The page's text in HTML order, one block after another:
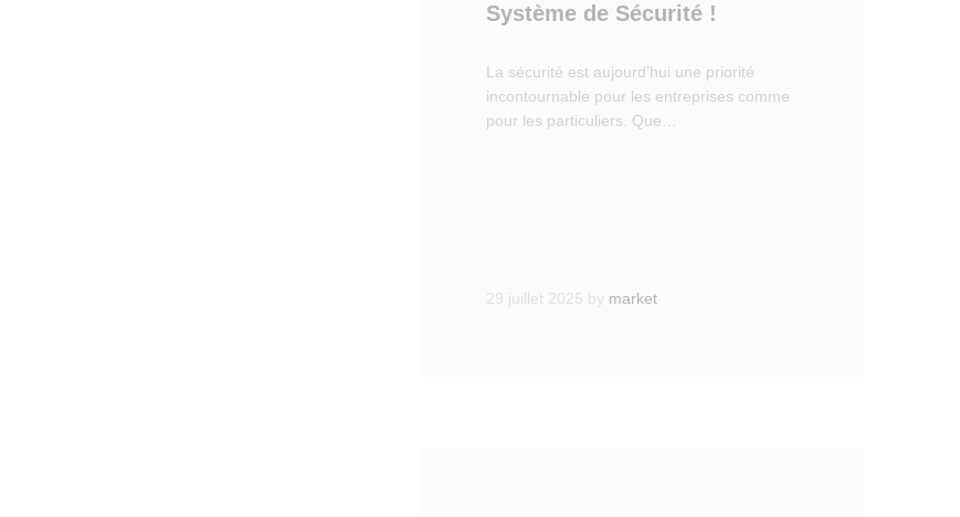
Système de Sécurité !
La sécurité est aujourd’hui une priorité
incontournable pour les entreprises comme
pour les particuliers. Que…
29 juillet 2025 by market